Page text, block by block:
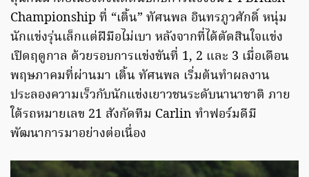
Championship ที่ “เติ้น” ทัศนพล อินทรภูวศักดิ์ หนุ่ม
นักแข่งรุ่นเล็กแต่ฝีมือไม่เบา หลังจากที่ได้ตัดสินใจแข่ง
เปิดฤดูกาล ด้วยรอบการแข่งขันที่ 1, 2 และ 3 เมื่อเดือน
พฤษภาคมที่ผ่านมา เติ้น ทัศนพล เริ่มต้นทำผลงาน
ประลองความเร็วกับนักแข่งเยาวชนระดับนานาชาติ ภาย
ใต้รถหมายเลข 21 สังกัดทีม Carlin ทำฟอร์มดีมี
พัฒนาการมาอย่างต่อเนื่อง